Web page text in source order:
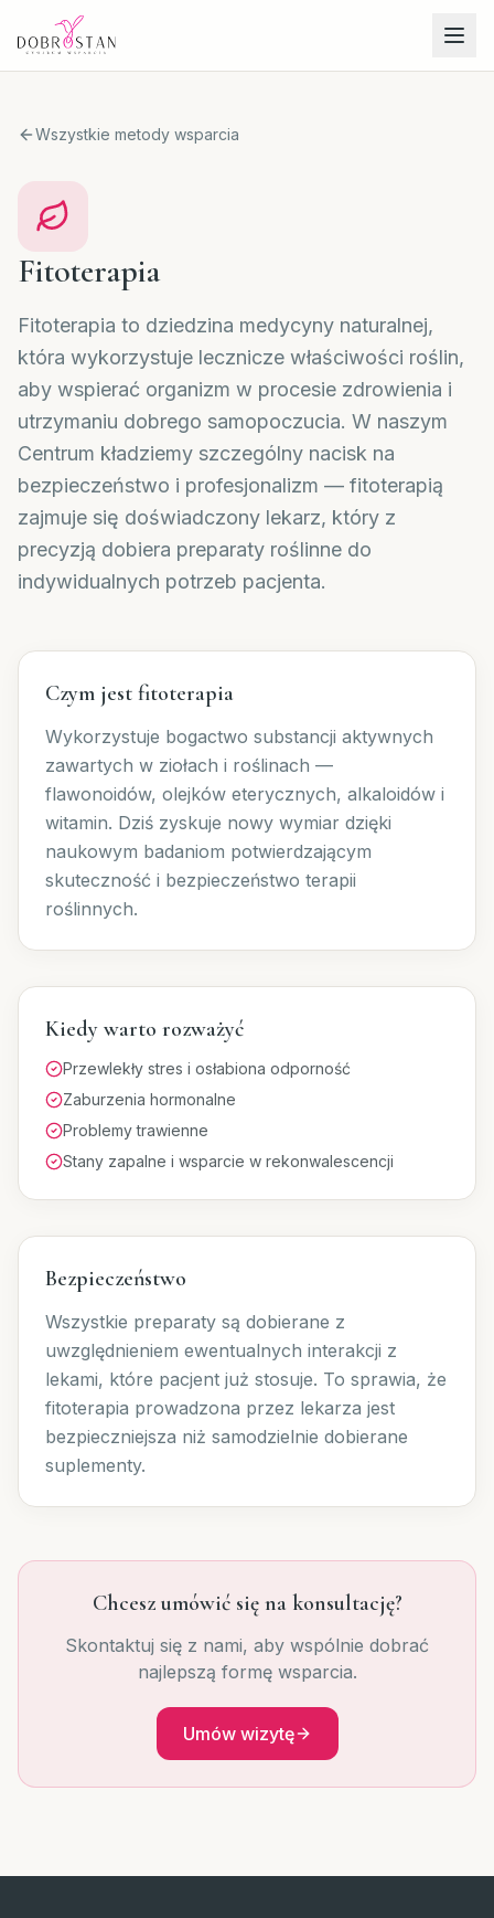
Wszystkie metody wsparcia
Fitoterapia
Fitoterapia to dziedzina medycyny naturalnej,
która wykorzystuje lecznicze właściwości roślin,
aby wspierać organizm w procesie zdrowienia i
utrzymaniu dobrego samopoczucia. W naszym
Centrum kładziemy szczególny nacisk na
bezpieczeństwo i profesjonalizm — fitoterapią
zajmuje się doświadczony lekarz, który z
precyzją dobiera preparaty roślinne do
indywidualnych potrzeb pacjenta.
Czym jest fitoterapia
Wykorzystuje bogactwo substancji aktywnych
zawartych w ziołach i roślinach —
flawonoidów, olejków eterycznych, alkaloidów i
witamin. Dziś zyskuje nowy wymiar dzięki
naukowym badaniom potwierdzającym
skuteczność i bezpieczeństwo terapii
roślinnych.
Kiedy warto rozważyć
Przewlekły stres i osłabiona odporność
Zaburzenia hormonalne
Problemy trawienne
Stany zapalne i wsparcie w rekonwalescencji
Bezpieczeństwo
Wszystkie preparaty są dobierane z
uwzględnieniem ewentualnych interakcji z
lekami, które pacjent już stosuje. To sprawia, że
fitoterapia prowadzona przez lekarza jest
bezpieczniejsza niż samodzielnie dobierane
suplementy.
Chcesz umówić się na konsultację?
Skontaktuj się z nami, aby wspólnie dobrać
najlepszą formę wsparcia.
Umów wizytę